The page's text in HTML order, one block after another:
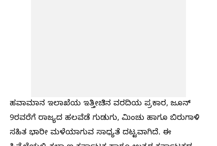
ಹವಾಮಾನ ಇಲಾಖೆಯ ಇತ್ತೀಚಿನ ವರದಿಯ ಪ್ರಕಾರ, ಜೂನ್
9ರವರೆಗೆ ರಾಜ್ಯದ ಹಲವೆಡೆ ಗುಡುಗು, ಮಿಂಚು ಹಾಗೂ ಬಿರುಗಾಳಿ
ಸಹಿತ ಭಾರೀ ಮಳೆಯಾಗುವ ಸಾಧ್ಯತೆ ದಟ್ಟವಾಗಿದೆ. ಈ